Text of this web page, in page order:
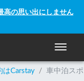
高の思い出にしません
ナビゲ
はCarstay / 車中泊ス